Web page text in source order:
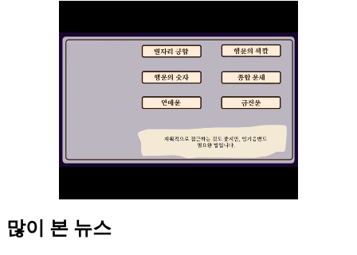
많이 본 뉴스